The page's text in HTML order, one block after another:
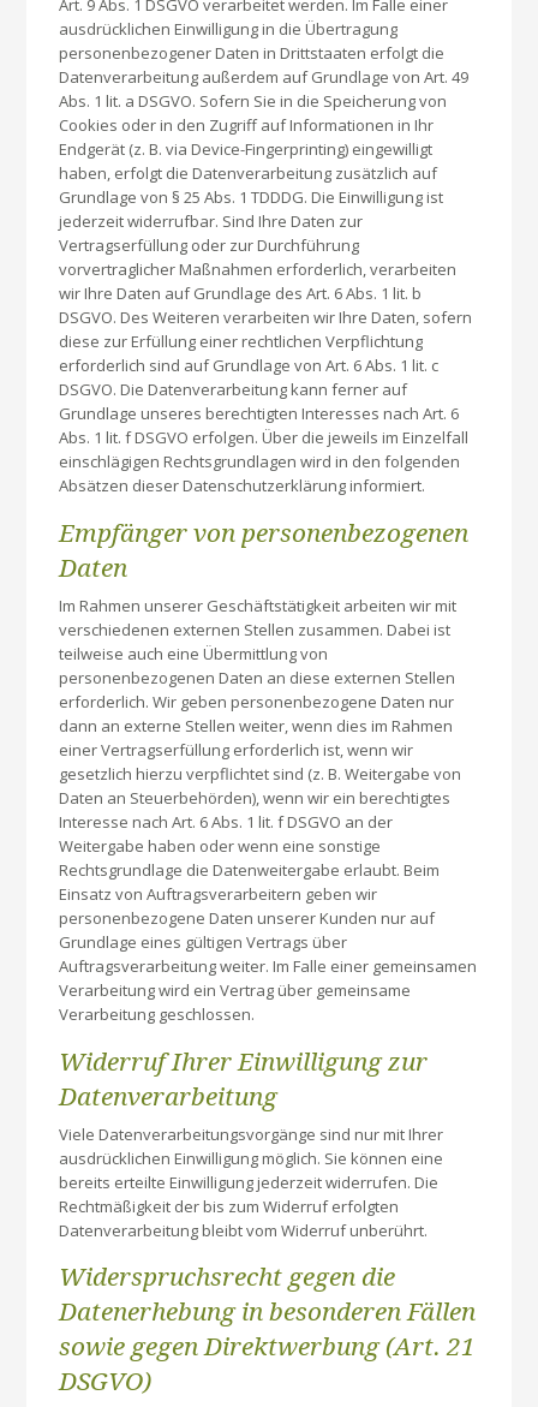
Art. 9 Abs. 1 DSGVO verarbeitet werden. Im Falle einer
ausdrücklichen Einwilligung in die Übertragung
personenbezogener Daten in Drittstaaten erfolgt die
Datenverarbeitung außerdem auf Grundlage von Art. 49
Abs. 1 lit. a DSGVO. Sofern Sie in die Speicherung von
Cookies oder in den Zugriff auf Informationen in Ihr
Endgerät (z. B. via Device-Fingerprinting) eingewilligt
haben, erfolgt die Datenverarbeitung zusätzlich auf
Grundlage von § 25 Abs. 1 TDDDG. Die Einwilligung ist
jederzeit widerrufbar. Sind Ihre Daten zur
Vertragserfüllung oder zur Durchführung
vorvertraglicher Maßnahmen erforderlich, verarbeiten
wir Ihre Daten auf Grundlage des Art. 6 Abs. 1 lit. b
DSGVO. Des Weiteren verarbeiten wir Ihre Daten, sofern
diese zur Erfüllung einer rechtlichen Verpflichtung
erforderlich sind auf Grundlage von Art. 6 Abs. 1 lit. c
DSGVO. Die Datenverarbeitung kann ferner auf
Grundlage unseres berechtigten Interesses nach Art. 6
Abs. 1 lit. f DSGVO erfolgen. Über die jeweils im Einzelfall
einschlägigen Rechtsgrundlagen wird in den folgenden
Absätzen dieser Datenschutzerklärung informiert.
Empfänger von personenbezogenen
Daten
Im Rahmen unserer Geschäftstätigkeit arbeiten wir mit
verschiedenen externen Stellen zusammen. Dabei ist
teilweise auch eine Übermittlung von
personenbezogenen Daten an diese externen Stellen
erforderlich. Wir geben personenbezogene Daten nur
dann an externe Stellen weiter, wenn dies im Rahmen
einer Vertragserfüllung erforderlich ist, wenn wir
gesetzlich hierzu verpflichtet sind (z. B. Weitergabe von
Daten an Steuerbehörden), wenn wir ein berechtigtes
Interesse nach Art. 6 Abs. 1 lit. f DSGVO an der
Weitergabe haben oder wenn eine sonstige
Rechtsgrundlage die Datenweitergabe erlaubt. Beim
Einsatz von Auftragsverarbeitern geben wir
personenbezogene Daten unserer Kunden nur auf
Grundlage eines gültigen Vertrags über
Auftragsverarbeitung weiter. Im Falle einer gemeinsamen
Verarbeitung wird ein Vertrag über gemeinsame
Verarbeitung geschlossen.
Widerruf Ihrer Einwilligung zur
Datenverarbeitung
Viele Datenverarbeitungsvorgänge sind nur mit Ihrer
ausdrücklichen Einwilligung möglich. Sie können eine
bereits erteilte Einwilligung jederzeit widerrufen. Die
Rechtmäßigkeit der bis zum Widerruf erfolgten
Datenverarbeitung bleibt vom Widerruf unberührt.
Widerspruchsrecht gegen die
Datenerhebung in besonderen Fällen
sowie gegen Direktwerbung (Art. 21
DSGVO)